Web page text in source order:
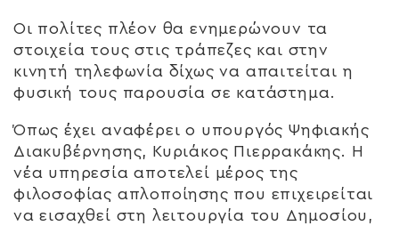
Οι πολίτες πλέον θα ενημερώνουν τα
στοιχεία τους στις τράπεζες και στην
κινητή τηλεφωνία δίχως να απαιτείται η
φυσική τους παρουσία σε κατάστημα.
Όπως έχει αναφέρει ο υπουργός Ψηφιακής
Διακυβέρνησης, Κυριάκος Πιερρακάκης. Η
νέα υπηρεσία αποτελεί μέρος της
φιλοσοφίας απλοποίησης που επιχειρείται
να εισαχθεί στη λειτουργία του Δημοσίου,